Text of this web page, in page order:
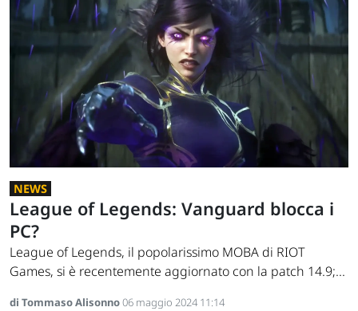
NEWS
League of Legends: Vanguard blocca i
PC?
League of Legends, il popolarissimo MOBA di RIOT
Games, si è recentemente aggiornato con la patch 14.9;...
di Tommaso Alisonno06 maggio 2024 11:14